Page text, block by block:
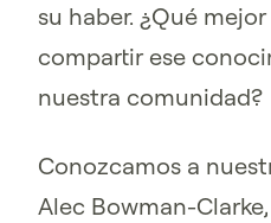
su haber. ¿Qué
compartir ese
nuestra comunidad?
Conozcamos a
Alec Bowman-